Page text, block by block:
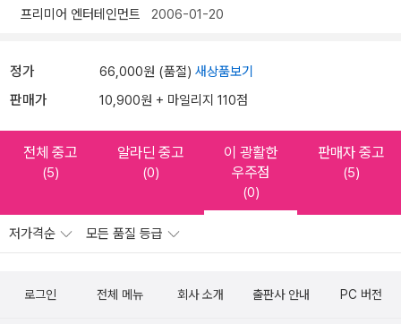
프리미어 엔터테인먼트 2006-01-20
정가 66,000원 (품절) 새상품보기
판매가 10,900원 + 마일리지 110점
전체 중고
(5)
알라딘 중고
(0)
이 광활한
우주점
(0)
판매자 중고
(5)
저가격순 모든 품질 등급
로그인 전체 메뉴 회사 소개 출판사 안내 PC 버전